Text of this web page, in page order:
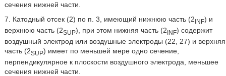
сечения нижней части.
7. Катодный отсек (2) по п. 3, имеющий нижнюю часть (2 INF) и
верхнюю часть (2SUP), при этом нижняя часть (2INF) содержит
воздушный электрод или воздушные электроды (22, 27) и верхняя
часть (2SUP) имеет по меньшей мере одно сечение,
перпендикулярное к плоскости воздушного электрода, меньшее
сечения нижней части.